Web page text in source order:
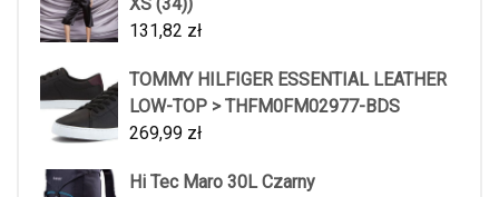
131,82 zł
TOMMY HILFIGER ESSENTIAL LEATHER
LOW-TOP > THFM0FM02977-BDS
269,99 zł
Hi Tec Maro 30L Czarny